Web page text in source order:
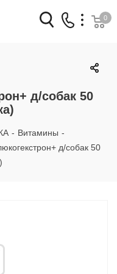
звонок
79-04-04
959-88-32
0
д/собак 50
- Витамины -
д/собак 50